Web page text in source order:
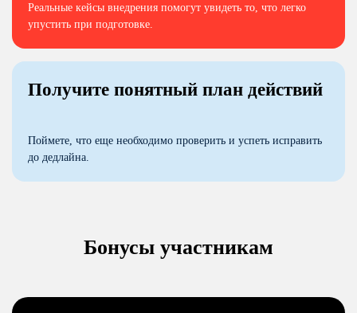
Реальные кейсы внедрения помогут увидеть то, что легко
упустить при подготовке.
Получите понятный план действий
Поймете, что еще необходимо проверить и успеть исправить
до дедлайна.
Бонусы участникам